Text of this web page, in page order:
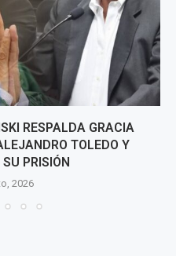
RESPALDA GRACIA
TOLEDO Y
PRISIÓN
2026